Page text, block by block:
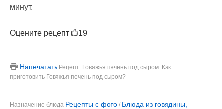
минут.
Оцените рецепт 19
Напечатать Рецепт: Говяжья печень под сыром. Как
приготовить Говяжья печень под сыром?
Назначение блюда Рецепты с фото / Блюда из говядины,